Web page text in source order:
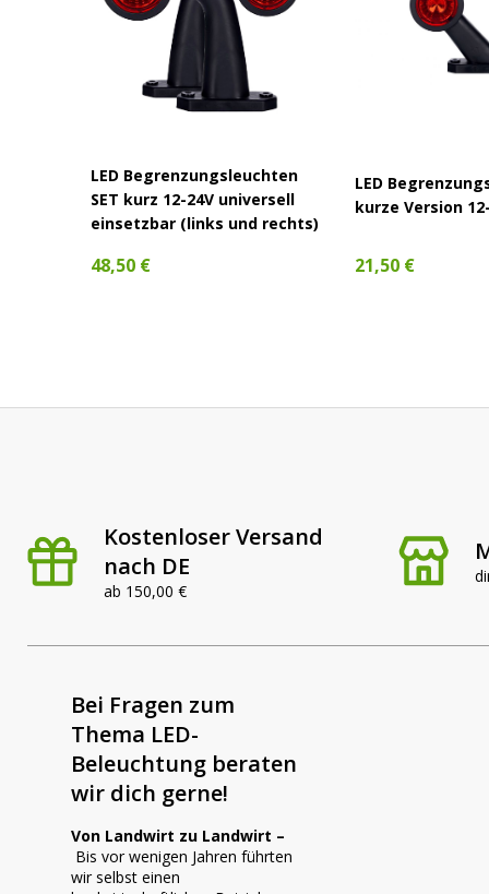
LED Begrenzungsleuchten
SET kurz 12-24V universell
einsetzbar (links und rechts)
48,50 €
LED
kurze Version
21,50 €
Kostenloser Versand
nach DE
ab 150,00 €
Bei Fragen zum
Thema LED-
Beleuchtung beraten
wir dich gerne!
Von Landwirt zu Landwirt –
Bis vor wenigen Jahren führten
wir selbst einen